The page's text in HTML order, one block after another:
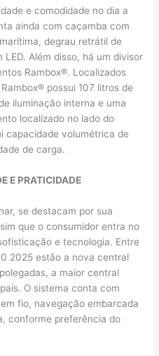
e comodidade no dia a
ainda com caçamba com
degrau retrátil de
Além disso, há um divisor
Rambox®. Localizados
possui 107 litros de
iluminação interna e uma
localizado no lado do
capacidade volumétrica de
de carga.
E PRATICIDADE
se destacam por sua
que o consumidor entra no
e tecnologia. Entre
2025 estão a nova central
a maior central
O sistema conta com
fio, navegação embarcada
conforme preferência do